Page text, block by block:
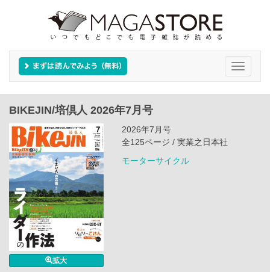
Toggle
BIKEJIN/培倶人 2026年7月号
拡大
2026年7月号
全125ページ / 実業之日本社
モーターサイクル